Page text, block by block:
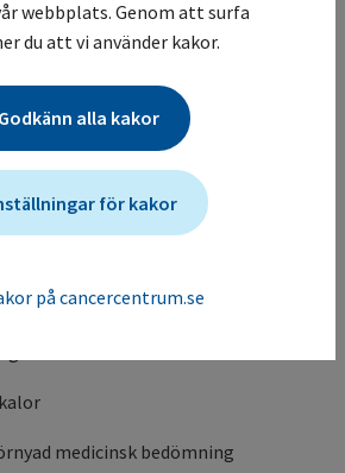
medicinsk bedömning
webbplats. Genom att surfa
du att vi använder kakor.
Godkänn alla kakor
för kakor
på cancercentrum.se